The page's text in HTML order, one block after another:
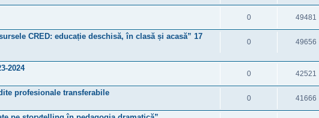
0 49481
CRED: educație deschisă, în clasă și acasă” 17
0 49656
2024
0 42521
profesionale transferabile
0 41666